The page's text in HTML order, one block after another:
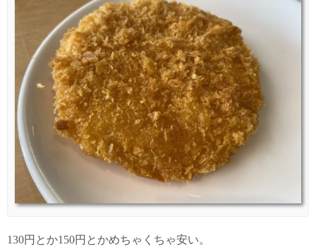
130円とか150円とかめちゃくちゃ安い。